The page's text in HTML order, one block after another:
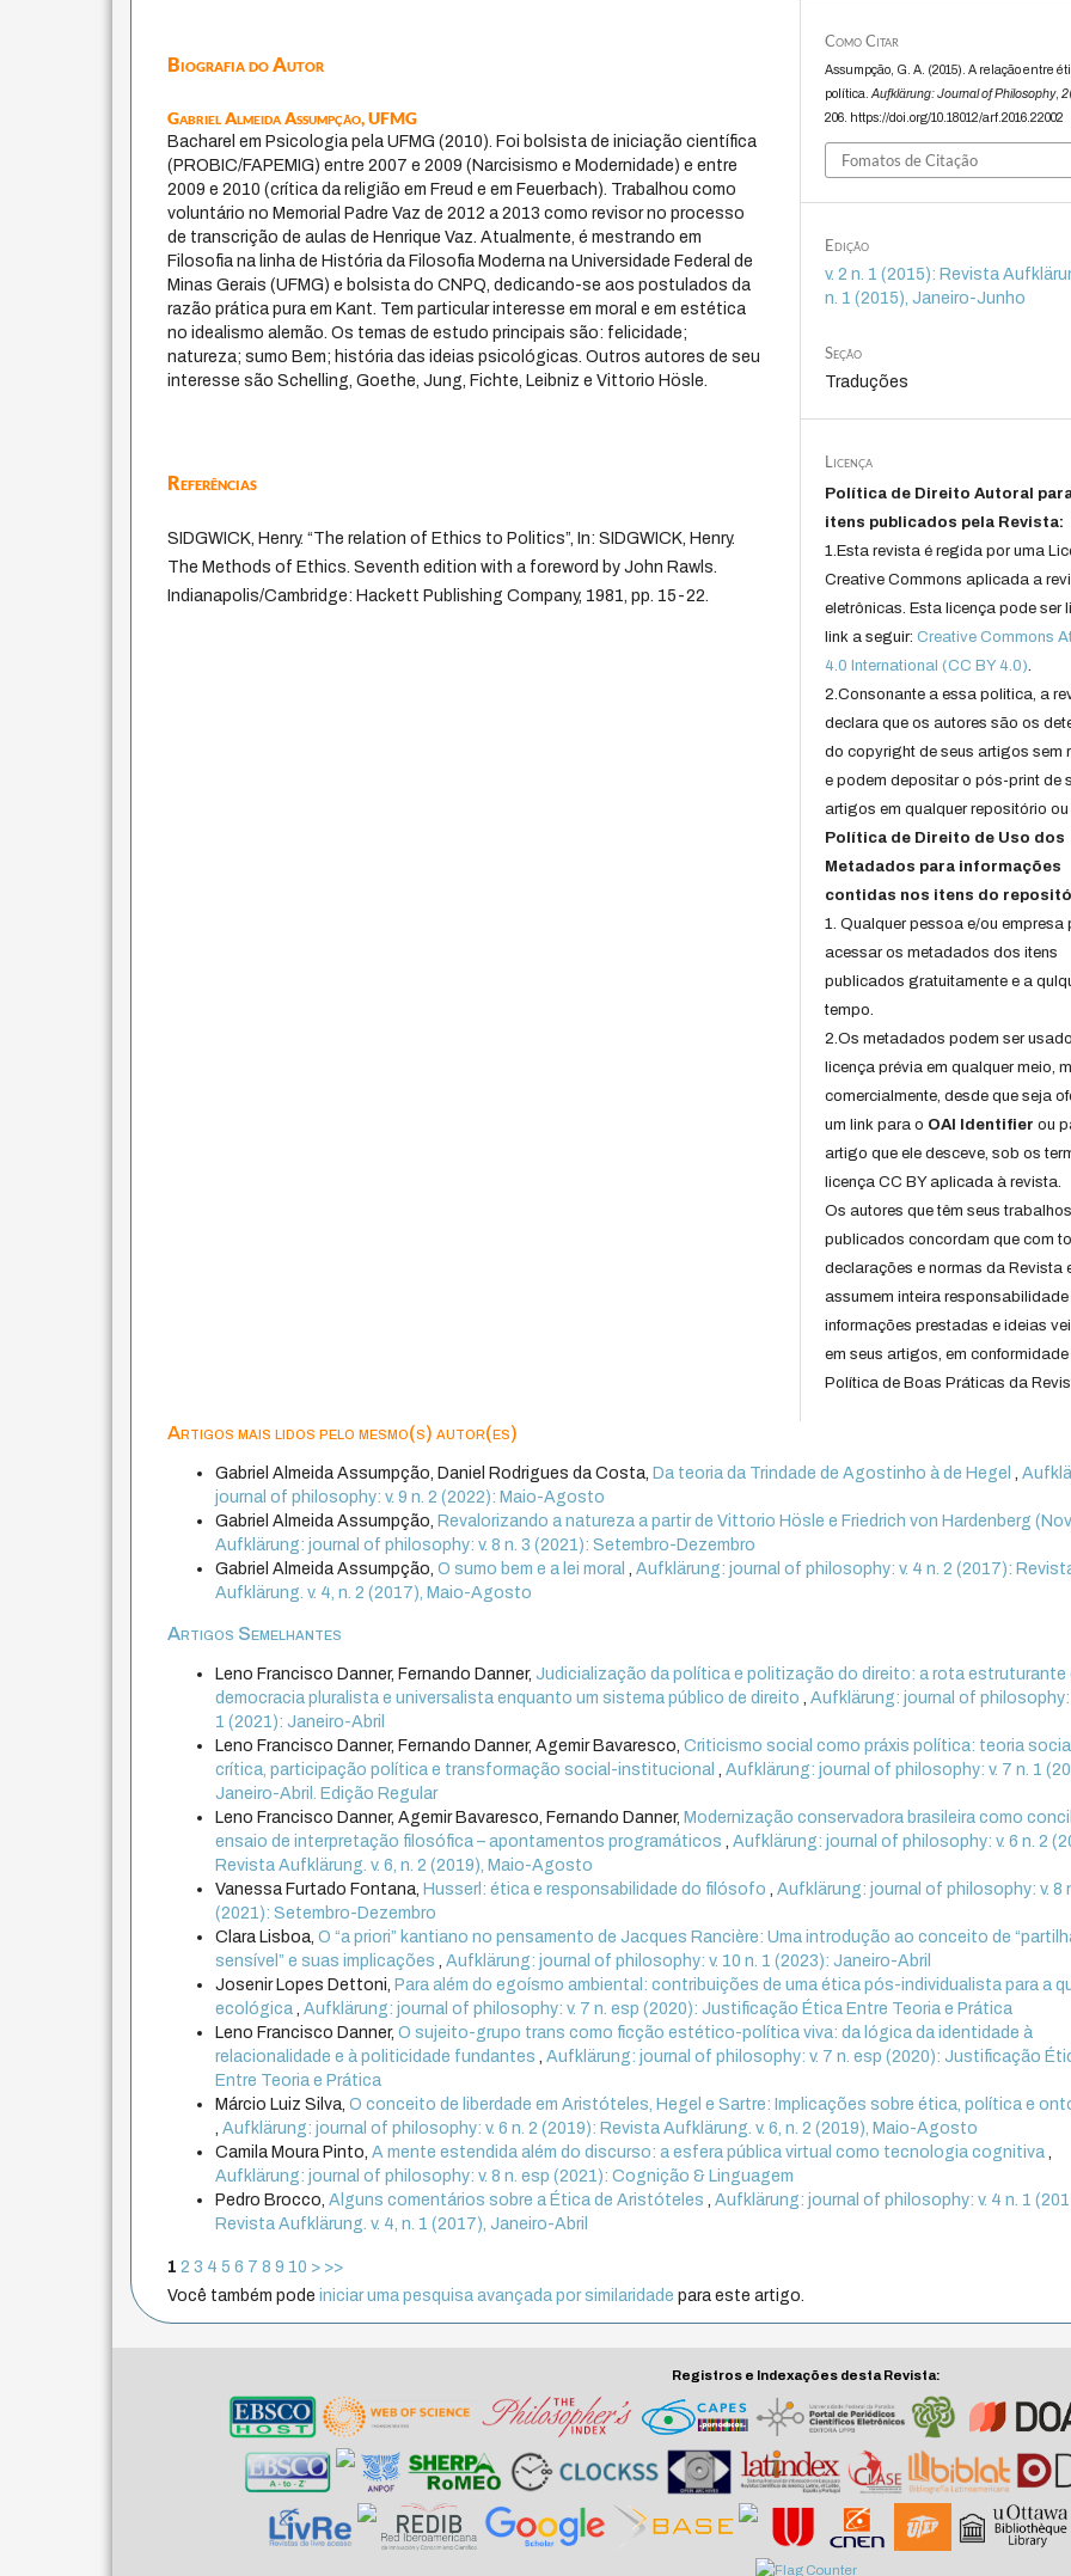
Biografia do Autor
Gabriel Almeida Assumpção,UFMG
Bacharel em Psicologia pela UFMG (2010). Foi bolsista de iniciação científica
(PROBIC/FAPEMIG) entre 2007 e 2009 (Narcisismo e Modernidade) e entre
2009 e 2010 (crítica da religião em Freud e em Feuerbach). Trabalhou como
voluntário no Memorial Padre Vaz de 2012 a 2013 como revisor no processo
de transcrição de aulas de Henrique Vaz. Atualmente, é mestrando em
Filosofia na linha de História da Filosofia Moderna na Universidade Federal de
Minas Gerais (UFMG) e bolsista do CNPQ, dedicando-se aos postulados da
razão prática pura em Kant. Tem particular interesse em moral e em estética
no idealismo alemão. Os temas de estudo principais são: felicidade;
natureza; sumo Bem; história das ideias psicológicas. Outros autores de seu
interesse são Schelling, Goethe, Jung, Fichte, Leibniz e Vittorio Hösle.
Referências
SIDGWICK, Henry. “The relation of Ethics to Politics”, In: SIDGWICK, Henry.
The Methods of Ethics. Seventh edition with a foreword by John Rawls.
Indianapolis/Cambridge: Hackett Publishing Company, 1981, pp. 15-22.
Como Citar
Assumpção, G. A. (2015). A relação entre
política.Aufklärung: Journal of Philosophy,2
206. https://doi.org/10.18012/arf.2016.22002
Fomatos de Citação
Edição
v. 2 n. 1 (2015): Revista
n. 1 (2015), Janeiro-Junho
Seção
Traduções
Licença
Política de Direito Autoral
itens publicados pela Revista:
1.Esta revista é regida por uma
Creative Commons aplicada a
eletrônicas. Esta licença pode ser
link a seguir:Creative Commons
4.0 International (CC BY 4.0).
2.Consonante a essa politica, a
declara que os autores são os
do copyright de seus artigos sem
e podem depositar o pós-print de
artigos em qualquer repositório ou
Política de Direito de Uso dos
Metadados para informações
contidas nos itens do
1. Qualquer pessoa e/ou empresa
acessar os metadados dos itens
publicados gratuitamente e a
tempo.
2.Os metadados podem ser
licença prévia em qualquer meio,
comercialmente, desde que seja
um link para o OAI Identifier ou
artigo que ele desceve, sob os
licença CC BY aplicada à revista.
Os autores que têm seus trabalhos
publicados concordam que com
declarações e normas da Revista
assumem inteira responsabilidade
informações prestadas e ideias
em seus artigos, em
Política de Boas Práticas da
Artigos mais lidos pelo mesmo(s) autor(es)
Gabriel Almeida Assumpção, Daniel Rodrigues da Costa, Da teoria da Trindade de Agostinho à de Hegel,
journal of philosophy: v. 9 n. 2 (2022): Maio-Agosto
Gabriel Almeida Assumpção, Revalorizando a natureza a partir de Vittorio Hösle e Friedrich von Hardenberg
Aufklärung: journal of philosophy: v. 8 n. 3 (2021): Setembro-Dezembro
Gabriel Almeida Assumpção,O sumo bem e a lei moral,Aufklärung: journal of philosophy: v. 4 n. 2 (2017):
Aufklärung. v. 4, n. 2 (2017), Maio-Agosto
Artigos Semelhantes
Leno Francisco Danner, Fernando Danner,Judicialização da política e politização do direito: a rota estruturante
democracia pluralista e universalista enquanto um sistema público de direito,Aufklärung: journal of philosophy:
1 (2021): Janeiro-Abril
Leno Francisco Danner, Fernando Danner, Agemir Bavaresco,Criticismo social como práxis política: teoria social
crítica, participação política e transformação social-institucional,Aufklärung: journal of philosophy: v. 7 n. 1
Janeiro-Abril. Edição Regular
Leno Francisco Danner, Agemir Bavaresco, Fernando Danner, Modernização conservadora brasileira como
ensaio de interpretação filosófica – apontamentos programáticos,Aufklärung: journal of philosophy: v. 6 n. 2
Revista Aufklärung. v. 6, n. 2 (2019), Maio-Agosto
Vanessa Furtado Fontana, Husserl: ética e responsabilidade do filósofo,Aufklärung: journal of philosophy: v. 8
(2021): Setembro-Dezembro
Clara Lisboa,O “a priori” kantiano no pensamento de Jacques Rancière: Uma introdução ao conceito de
sensível” e suas implicações,Aufklärung: journal of philosophy: v. 10 n. 1 (2023): Janeiro-Abril
Josenir Lopes Dettoni, Para além do egoísmo ambiental: contribuições de uma ética pós-individualista para a
ecológica,Aufklärung: journal of philosophy: v. 7 n. esp (2020): Justificação Ética Entre Teoria e Prática
Leno Francisco Danner,O sujeito-grupo trans como ficção estético-política viva: da lógica da identidade à
relacionalidade e à politicidade fundantes,Aufklärung: journal of philosophy: v. 7 n. esp (2020): Justificação
Entre Teoria e Prática
Márcio Luiz Silva,O conceito de liberdade em Aristóteles, Hegel e Sartre: Implicações sobre ética, política e
,Aufklärung: journal of philosophy: v. 6 n. 2 (2019): Revista Aufklärung. v. 6, n. 2 (2019), Maio-Agosto
Camila Moura Pinto,A mente estendida além do discurso: a esfera pública virtual como tecnologia cognitiva,
Aufklärung: journal of philosophy: v. 8 n. esp (2021): Cognição & Linguagem
Pedro Brocco,Alguns comentários sobre a Ética de Aristóteles,Aufklärung: journal of philosophy: v. 4 n. 1
Revista Aufklärung. v. 4, n. 1 (2017), Janeiro-Abril
1 2 3 4 5 6 7 8 9 10 > >>
Você também podeiniciar uma pesquisa avançada por similaridade para este artigo.
Registros e Indexações desta Revista: